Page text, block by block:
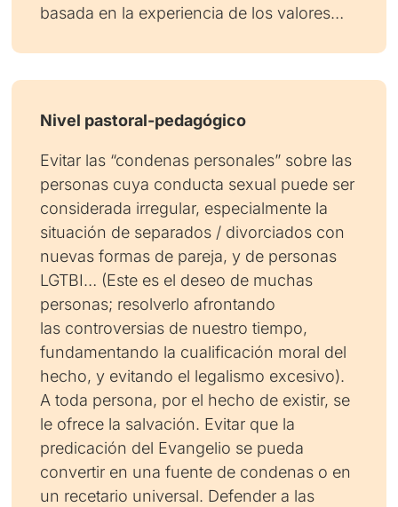
basada en la experiencia de los valores…
Nivel pastoral-pedagógico
Evitar las “condenas personales” sobre las
personas cuya conducta sexual puede ser
considerada irregular, especialmente la
situación de separados / divorciados con
nuevas formas de pareja, y de personas
LGTBI… (Este es el deseo de muchas
personas; resolverlo afrontando
las controversias de nuestro tiempo,
fundamentando la cualificación moral del
hecho, y evitando el legalismo excesivo).
A toda persona, por el hecho de existir, se
le ofrece la salvación. Evitar que la
predicación del Evangelio se pueda
convertir en una fuente de condenas o en
un recetario universal. Defender a las